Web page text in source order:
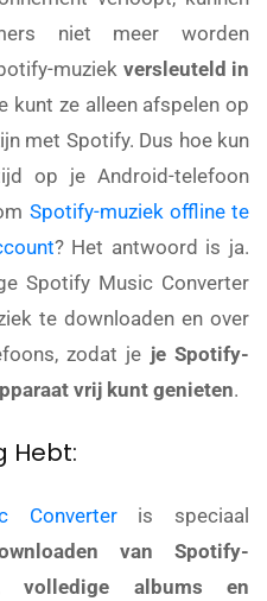
niet meer worden
muziek versleuteld in
kunt ze alleen afspelen op
met Spotify. Dus hoe kun
op je Android-telefoon
Spotify-muziek offline te
? Het antwoord is ja.
Spotify Music Converter
te downloaden en over
zodat je je Spotify-
vrij kunt genieten.
Hebt:
Converteris speciaal
van Spotify-
volledige albums en